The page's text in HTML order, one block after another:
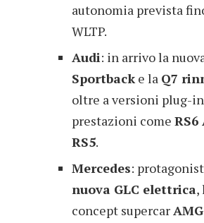
autonomia prevista
WLTP.
Audi: in arrivo la
Sportbacke la Q7
oltre a versioni plug-
prestazioni come
RS5.
Mercedes:
nuova GLC elettrica,
concept supercar